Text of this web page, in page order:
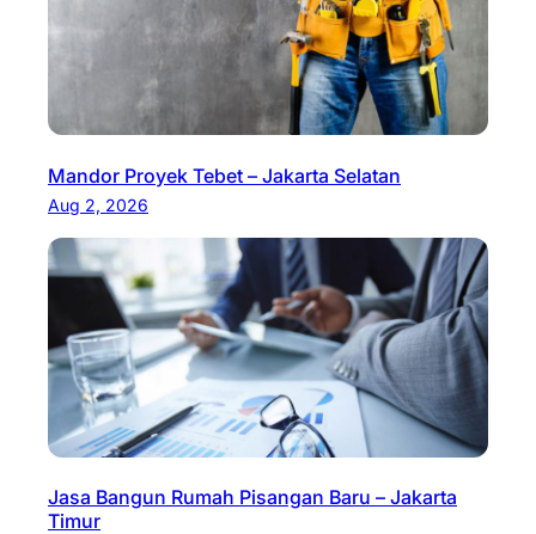
Mandor Proyek Tebet – Jakarta Selatan
Aug 2, 2026
Jasa Bangun Rumah Pisangan Baru – Jakarta
Timur